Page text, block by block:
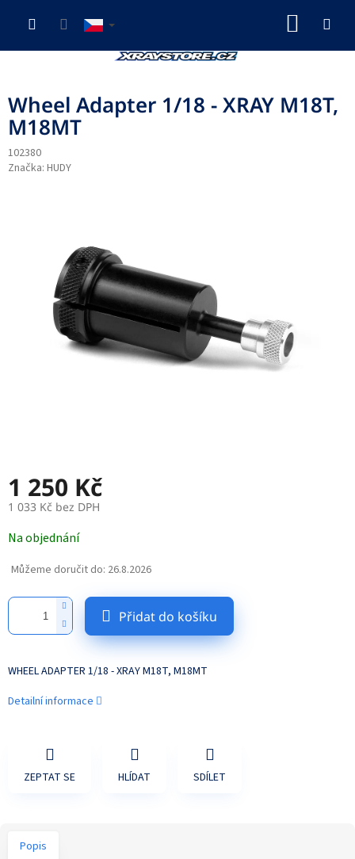
Wheel Adapter 1/18 - XRAY M18T,
M18MT
102380
Značka: HUDY
1 250 Kč
1 033 Kč bez DPH
cena:
Na objednání
Můžeme doručit do: 26.8.2026
Přidat do košíku
WHEEL ADAPTER 1/18 - XRAY M18T, M18MT
Detailní informace
ZEPTAT SE HLÍDAT SDÍLET
Popis